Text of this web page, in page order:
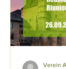
Verein